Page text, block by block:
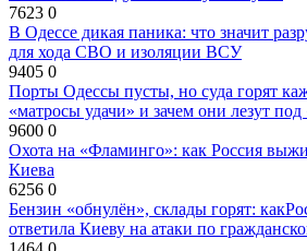
7623 0
В Одессе дикая паника: что значит
для хода СВО и изоляции ВСУ
9405 0
Порты Одессы пусты, но суда горят
«матросы удачи» и зачем они лезут под
9600 0
Охота на «Фламинго»: как Россия
Киева
6256 0
Бензин «обнулён», склады горят:
ответила Киеву на атаки по